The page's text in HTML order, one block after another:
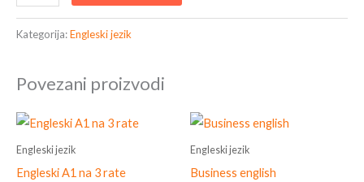
Kategorija:Engleski jezik
Povezani proizvodi
Engleski jezik
Engleski A1 na 3 rate
Engleski jezik
Business english